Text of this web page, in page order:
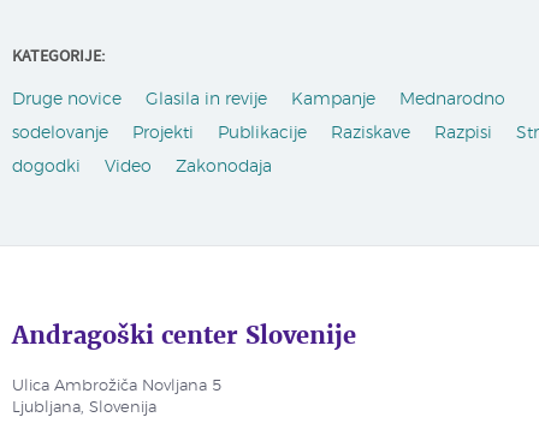
KATEGORIJE:
Druge novice Glasila in revije Kampanje
Mednarodno
sodelovanje
Projekti Publikacije Raziskave Razpisi
dogodki
Video Zakonodaja
Andragoški center Slovenije
Ulica Ambrožiča Novljana 5
Ljubljana, Slovenija